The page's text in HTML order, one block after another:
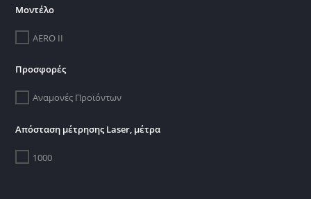
Μοντέλο
AERO II
Προσφορές
Αναμονές Προϊόντων
Απόσταση μέτρησης Laser, μέτρα
1000